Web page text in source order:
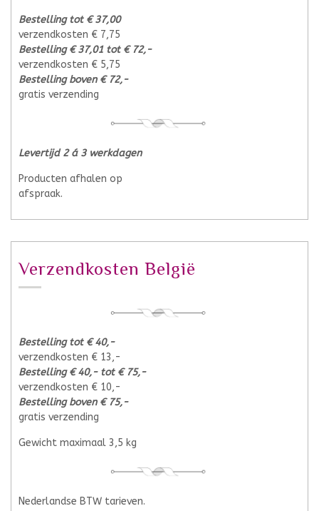
Bestelling tot € 37,00
verzendkosten € 7,75
Bestelling € 37,01 tot € 72,-
verzendkosten € 5,75
Bestelling boven € 72,-
gratis verzending
Levertijd 2 á 3 werkdagen
Producten afhalen op
afspraak.
Verzendkosten België
Bestelling tot € 40,-
verzendkosten € 13,-
Bestelling € 40,- tot € 75,-
verzendkosten € 10,-
Bestelling boven € 75,-
gratis verzending
Gewicht maximaal 3,5 kg
Nederlandse BTW tarieven.